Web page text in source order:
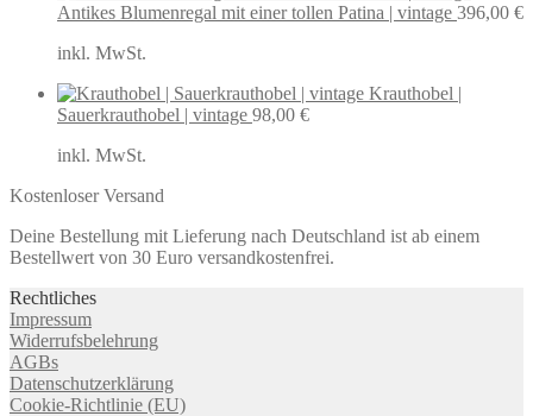
Antikes Blumenregal mit einer tollen Patina | vintage 396,00 €
inkl. MwSt.
Krauthobel |
Sauerkrauthobel | vintage 98,00 €
inkl. MwSt.
Kostenloser Versand
Deine Bestellung mit Lieferung nach Deutschland ist ab einem
Bestellwert von 30 Euro versandkostenfrei.
Rechtliches
Impressum
Widerrufsbelehrung
AGBs
Datenschutzerklärung
Cookie-Richtlinie (EU)